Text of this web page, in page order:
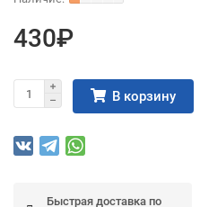
430₽
В корзину
Быстрая доставка по
Подробнее